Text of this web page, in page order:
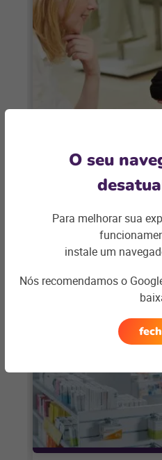
8 caminhos para
calçados vender
O Dia das Mães é a
no primeiro semestre.
calçados vender
O seu
Para melhorar sua
instale um
Nós recomendamos o